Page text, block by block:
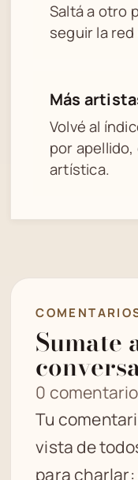
Saltá a otro
seguir la
Más
Volvé al
por
artística.
Sumate
0
Tu
vista de
para